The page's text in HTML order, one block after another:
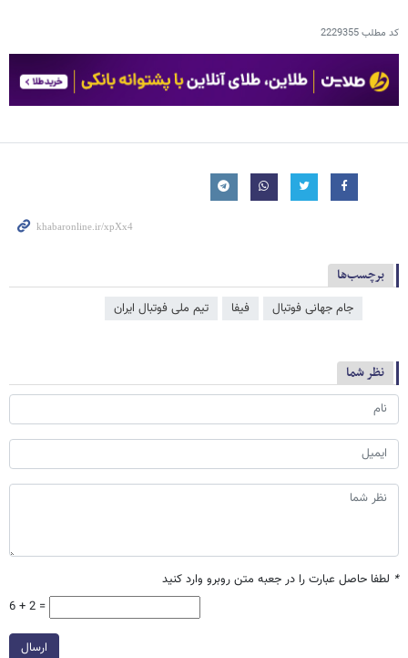
کد مطلب2229355
برچسب‌ها
جام جهانی فوتبال فیفا تیم ملی فوتبال ایران
نظر شما
* لطفا حاصل عبارت را در جعبه متن روبرو وارد کنید
6 + 2 =
ارسال